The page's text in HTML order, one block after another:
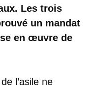
Les trois
un mandat
en œuvre de
l’asile ne